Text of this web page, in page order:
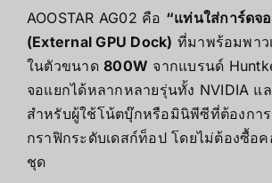
AOOSTAR AG02 คือ “แท่นใส่การ์ดจ
(External GPU Dock) ที่มาพร้อมพาว
ในตัวขนาด800W จากแบรนด์
จอแยกได้หลากหลายรุ่นทั้ง NVIDIA แ
สำหรับผู้ใช้โน้ตบุ๊กหรือมินิพีซีที่ต้องการ
กราฟิกระดับเดสก์ท็อป โดยไม่ต้องซื้อค
ชุด